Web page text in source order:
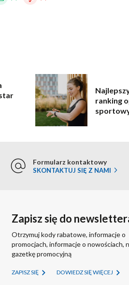
ranking
Formularz kontaktowy
SKONTAKTUJ SIĘ Z NAMI
Zapisz się do
Otrzymuj kody rabatowe, informacje o
promocjach, informacje o nowościach,
gazetkę promocyjną
ZAPISZ SIĘ DOWIEDZ SIĘ WIĘCEJ